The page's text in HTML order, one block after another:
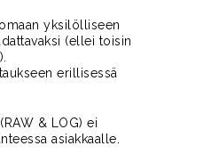
yksilölliseen
(ellei toisin
erillisessä
& LOG) ei
asiakkaalle.